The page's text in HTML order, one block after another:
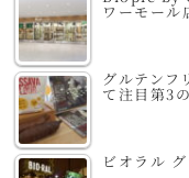
ワーモール
グルテンフ
て注目第3
ビオラル